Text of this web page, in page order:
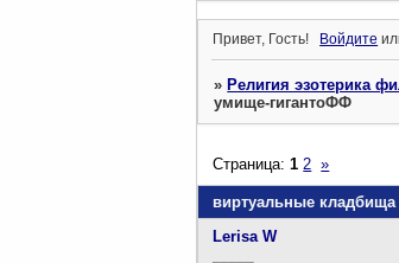
Привет, Гость! Войдите
»Религия эзотерика
умище-гигантоФФ
виртуальные
Страница:1 2 »
Lerisa W